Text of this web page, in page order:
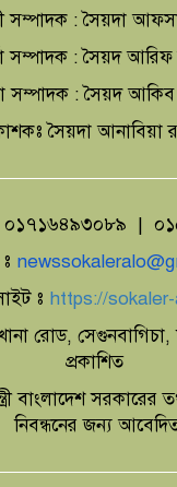
সম্পাদক : সৈয়দা
সম্পাদক : সৈয়দ
সম্পাদক : সৈয়দ
সৈয়দা আনাবিয়া
০১৭১৬৪৯৩০৮৯ |
ঃ https://
রোড, সেগুনবাগিচা,
প্রকাশিত
বাংলাদেশ সরকারের
নিবন্ধনের জন্য